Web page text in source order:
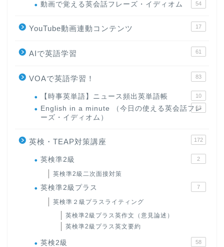
動画で覚える英会話フレーズ・イディオム 54
YouTube動画連動コンテンツ 17
AIで英語学習 61
VOAで英語学習！ 83
【時事英単語】ニュース頻出英単語帳 10
English in a minute （今日の使える英会話フレ
ーズ・イディオム）
63
英検・TEAP対策講座 172
英検準2級 2
英検準2級二次面接対策
英検準2級プラス 7
英検準２級プラスライティング
英検準2級プラス英作文（意見論述）
英検準2級プラス英文要約
英検2級 58